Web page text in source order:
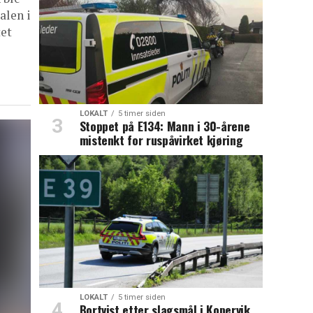
i
LOKALT 5 timer siden
Stoppet på E134: Mann i 30-årene
mistenkt for ruspåvirket kjøring
LOKALT 5 timer siden
Bortvist etter slagsmål i Kopervik